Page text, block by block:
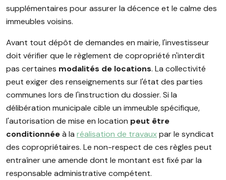
supplémentaires pour assurer la décence et le calme des
immeubles voisins.
Avant tout dépôt de demandes en mairie, l'investisseur
doit vérifier que le règlement de copropriété n'interdit
pas certaines modalités de locations. La collectivité
peut exiger des renseignements sur l'état des parties
communes lors de l'instruction du dossier. Si la
délibération municipale cible un immeuble spécifique,
l'autorisation de mise en location peut être
conditionnéeà la réalisation de travauxpar le syndicat
des copropriétaires. Le non-respect de ces règles peut
entraîner une amende dont le montant est fixé par la
responsable administrative compétent.